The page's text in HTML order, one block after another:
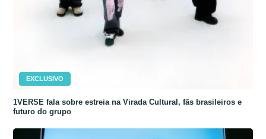
EXCLUSIVO
1VERSE fala sobre estreia na Virada Cultural, fãs brasileiros e
futuro do grupo